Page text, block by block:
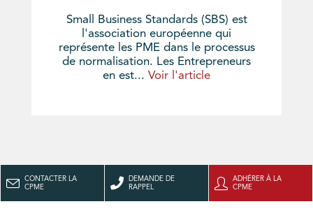
Small Business Standards (SBS) est
l'association européenne qui
représente les PME dans le processus
de normalisation. Les Entrepreneurs
en est... Voir l'article
CONTACTER LA
CPME
DEMANDE DE
RAPPEL
ADHÉRER À LA
CPME